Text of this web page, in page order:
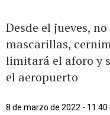
Desde el jueves,
mascarillas,
limitará el aforo y
el aeropuerto
8 de marzo de 2022 - 11:40